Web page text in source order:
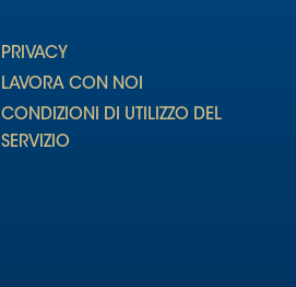
PRIVACY
LAVORA CON NOI
CONDIZIONI DI UTILIZZO DEL
SERVIZIO